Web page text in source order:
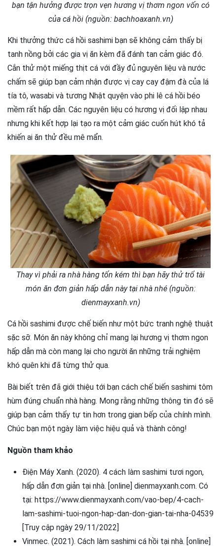
bạn tận hưởng được trọn vẹn hương vị thơm ngon vốn có
của cá hồi (nguồn: bachhoaxanh.vn)
Khi thưởng thức cá hồi sashimi bạn sẽ không cảm thấy bị
tanh nồng bởi các gia vị ăn kèm đã đánh tan cảm giác đó.
Cắn thử một miếng thịt cá với đầy đủ nguyên liệu và nước
chấm sẽ giúp bạn cảm nhận được vị cay cay đậm đà của lá
tía tô, wasabi và tương Nhật quyện vào phi lê cá hồi béo
mềm rất hấp dẫn. Các nguyên liệu có hương vị đối lập nhau
nhưng khi kết hợp lại tạo ra một cảm giác cuốn hút khó tả
khiến ai ăn thử đều mê mẩn.
Thay vì phải ra nhà hàng tốn kém thì bạn hãy thử trổ tài
món ăn đơn giản hấp dẫn này tại nhà nhé (nguồn:
dienmayxanh.vn)
Cá hồi sashimi được chế biến như một bức tranh nghệ thuật
sặc sỡ. Món ăn này không chỉ mang lại hương vị thơm ngon
hấp dẫn mà còn mang lại cho người ăn những trải nghiệm
khó quên khi đã từng thử qua.
Bài biết trên đã giới thiệu tới bạn cách chế biến sashimi tôm
hùm đúng chuẩn nhà hàng. Mong rằng những thông tin đó sẽ
giúp bạn cảm thấy tự tin hơn trong gian bếp của chính mình.
Chúc bạn một ngày làm việc hiệu quả và thành công!
Nguồn tham khảo
Điện Máy Xanh. (2020). 4 cách làm sashimi tươi ngon,
hấp dẫn đơn giản tại nhà. [online] dienmayxanh.com. Có
tại: https://www.dienmayxanh.com/vao-bep/4-cach-
lam-sashimi-tuoi-ngon-hap-dan-don-gian-tai-nha-04539
[Truy cập ngày 29/11/2022]
Vinmec. (2021). Cách làm sashimi cá hồi tại nhà. [online]